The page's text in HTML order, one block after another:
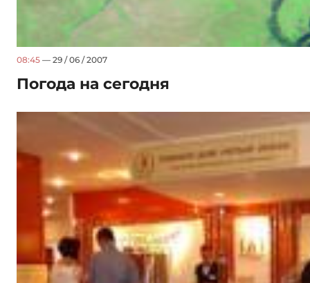
08:45 — 29 / 06 / 2007
Погода на сегодня